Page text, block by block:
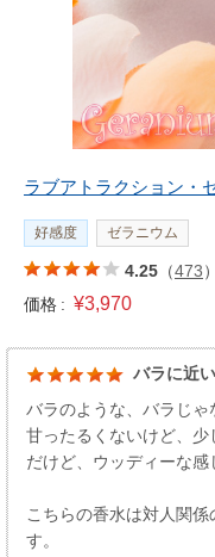
ラブアトラクション・
好感度 ゼラニウム
4.25 （473）
価格 : ¥3,970
バラに近
バラのような、バラじゃ
甘ったるくないけど、少
だけど、ウッディーな感
こちらの香水は対人関
す。